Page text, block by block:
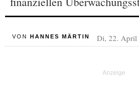
VON HANNES MÄRTIN Di, 22. April